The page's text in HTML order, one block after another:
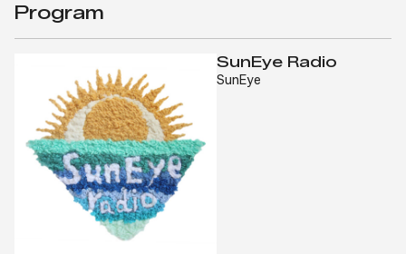
Program
SunEye Radio
SunEye